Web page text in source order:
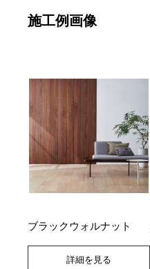
施工例画像
ブラックウォルナット
詳細を見る